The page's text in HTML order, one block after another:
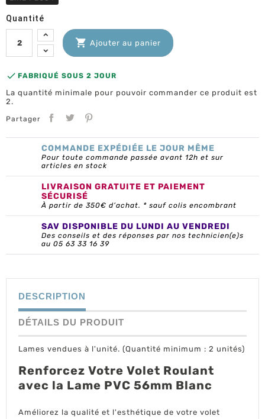
Quantité
 Ajouter au panier
 FABRIQUÉ SOUS 2 JOUR
La quantité minimale pour pouvoir commander ce produit est
2.
Partager
COMMANDE EXPÉDIÉE LE JOUR MÊME
Pour toute commande passée avant 12h et sur
articles en stock
LIVRAISON GRATUITE ET PAIEMENT
SÉCURISÉ
À partir de 350€ d’achat. * sauf colis encombrant
SAV DISPONIBLE DU LUNDI AU VENDREDI
Des conseils et des réponses par nos technicien(e)s
au 05 63 33 16 39
DESCRIPTION
DÉTAILS DU PRODUIT
Lames vendues à l'unité. (Quantité minimum : 2 unités)
Renforcez Votre Volet Roulant
avec la Lame PVC 56mm Blanc
Améliorez la qualité et l'esthétique de votre volet